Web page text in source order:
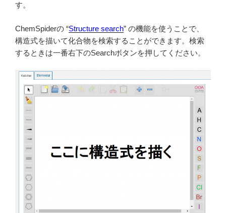
す。
ChemSpiderの “Structure search” の機能を使うことで、
構造式を描いて化合物を検索することができます。検索
するときは一番右下のSearchボタンを押してください。